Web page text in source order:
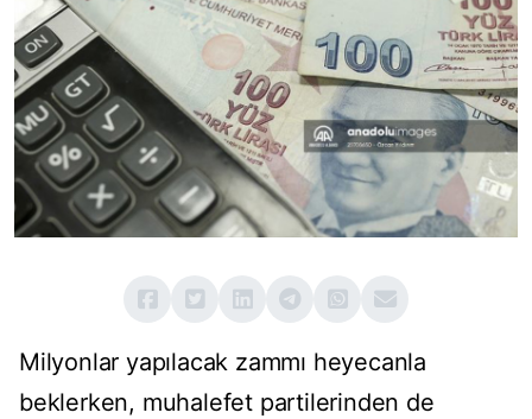
Milyonlar yapılacak zammı heyecanla
beklerken, muhalefet partilerinden de